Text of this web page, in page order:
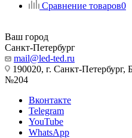
Сравнение товаров0
Ваш город
Санкт-Петербург
mail@led-ted.ru
190020, г. Санкт-
№204
Вконтакте
Telegram
YouTube
WhatsApp